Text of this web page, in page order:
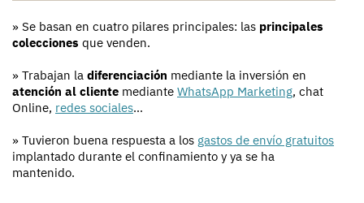
» Se basan en cuatro pilares principales: las principales
colecciones que venden.
» Trabajan la diferenciación mediante la inversión en
atención al cliente mediante WhatsApp Marketing, chat
Online, redes sociales…
» Tuvieron buena respuesta a los gastos de envío gratuitos
implantado durante el confinamiento y ya se ha
mantenido.